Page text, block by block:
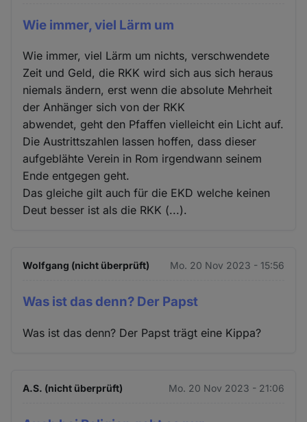
Wie immer, viel Lärm um
Wie immer, viel Lärm um nichts, verschwendete
Zeit und Geld, die RKK wird sich aus sich heraus
niemals ändern, erst wenn die absolute Mehrheit
der Anhänger sich von der RKK
abwendet, geht den Pfaffen vielleicht ein Licht auf.
Die Austrittszahlen lassen hoffen, dass dieser
aufgeblähte Verein in Rom irgendwann seinem
Ende entgegen geht.
Das gleiche gilt auch für die EKD welche keinen
Deut besser ist als die RKK (...).
Wolfgang (nicht überprüft) Mo. 20 Nov 2023 - 15:56
Was ist das denn? Der Papst
Was ist das denn? Der Papst trägt eine Kippa?
A.S. (nicht überprüft) Mo. 20 Nov 2023 - 21:06